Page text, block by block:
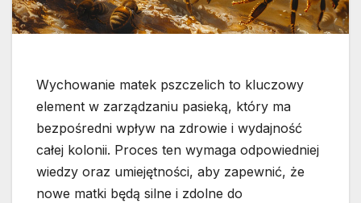
Wychowanie matek pszczelich to kluczowy
element w zarządzaniu pasieką, który ma
bezpośredni wpływ na zdrowie i wydajność
całej kolonii. Proces ten wymaga odpowiedniej
wiedzy oraz umiejętności, aby zapewnić, że
nowe matki będą silne i zdolne do